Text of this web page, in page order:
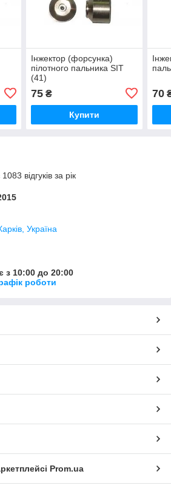
Інжектор (форсунка)
пілотного пальника SIT
(41)
75₴
Купити
70
відгуків за рік
Україна
з 10:00 до 20:00
роботи
Prom.ua